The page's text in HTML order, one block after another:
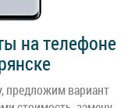
на телефоне
предложим вариант